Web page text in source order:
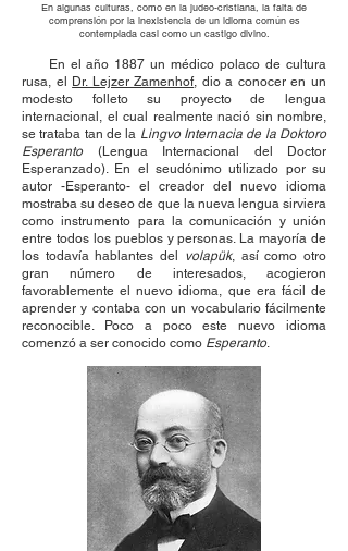
En algunas culturas, como en la judeo-cristiana, la falta de
comprensión por la inexistencia de un idioma común es
contemplada casi como un castigo divino.
En el año 1887 un médico polaco de cultura
rusa, el
Dr. Lejzer Zamenhof, dio a conocer en un
modesto folleto su proyecto de lengua
internacional, el cual realmente nació sin nombre,
se trataba tan de la Lingvo Internacia de la Doktoro
Esperanto(Lengua Internacional del Doctor
Esperanzado). En el seudónimo utilizado por su
autor -Esperanto- el creador del nuevo idioma
mostraba su deseo de que la nueva lengua sirviera
como instrumento para la comunicación y unión
entre todos los pueblos y personas. La mayoría de
los todavía hablantes del volapük, así como otro
gran número de interesados, acogieron
favorablemente el nuevo idioma, que era fácil de
aprender y contaba con un vocabulario fácilmente
reconocible. Poco a poco este nuevo idioma
comenzó a ser conocido como Esperanto.